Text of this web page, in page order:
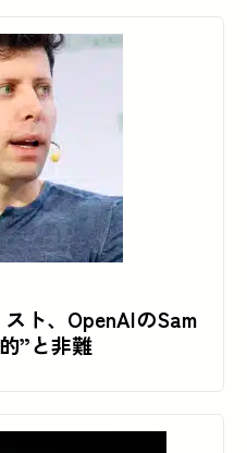
ト、OpenAIのSam
”と非難